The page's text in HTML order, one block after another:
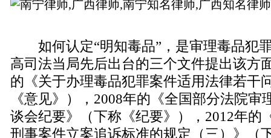
如何认定“明知毒品”，是审理毒品犯
高司法当局先后出台的三个文件提出该方
的《关于办理毒品犯罪案件适用法律若干
《意见》），2008年的《全国部分法院
谈会纪要》（下称《纪要》），2012年的
刑事案件立案追诉标准的规定（三）》（